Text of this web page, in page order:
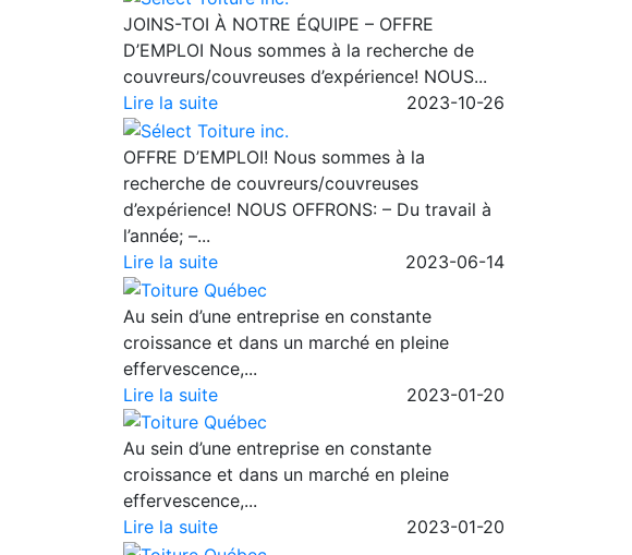
JOINS-TOI À NOTRE ÉQUIPE – OFFRE
D’EMPLOI Nous sommes à la recherche de
couvreurs/couvreuses d’expérience! NOUS...
Lire la suite
2023-10-26
OFFRE D’EMPLOI! Nous sommes à la
recherche de couvreurs/couvreuses
d’expérience! NOUS OFFRONS: – Du travail à
l’année; –...
Lire la suite
2023-06-14
Au sein d’une entreprise en constante
croissance et dans un marché en pleine
effervescence,...
Lire la suite
2023-01-20
Au sein d’une entreprise en constante
croissance et dans un marché en pleine
effervescence,...
Lire la suite
2023-01-20